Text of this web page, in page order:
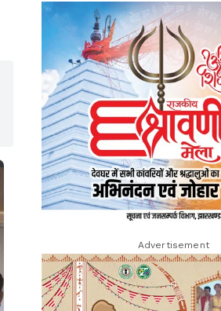
Advertisement